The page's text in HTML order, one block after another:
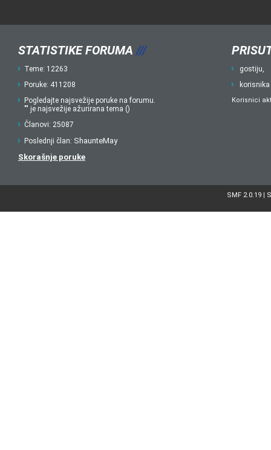
STATISTIKE FORUMA ///
Teme: 12263
Poruke: 411208
Pogledajte najsvežije poruke na forumu.
"" je najsvežije ažurirana tema ()
Članovi: 25087
Poslednji član: ShaunteMay
Skorašnje poruke
gostiju,
korisnika
Korisnici
SMF 2.0.19|